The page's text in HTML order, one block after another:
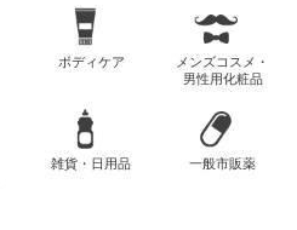
ボディケア
メンズコスメ・
男性用化粧品
雑貨・日用品 一般市販薬